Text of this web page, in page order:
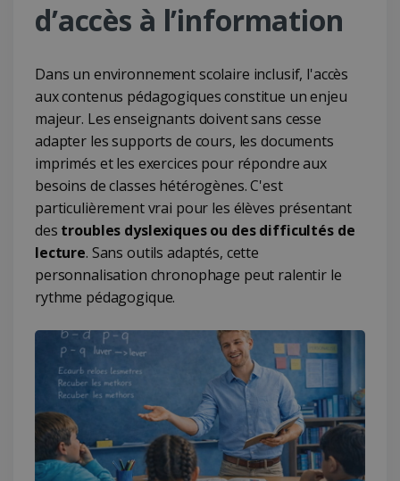
d’accès à l’information
Dans un environnement scolaire inclusif, l'accès
aux contenus pédagogiques constitue un enjeu
majeur. Les enseignants doivent sans cesse
adapter les supports de cours, les documents
imprimés et les exercices pour répondre aux
besoins de classes hétérogènes. C'est
particulièrement vrai pour les élèves présentant
des troubles dyslexiques ou des difficultés de
lecture. Sans outils adaptés, cette
personnalisation chronophage peut ralentir le
rythme pédagogique.